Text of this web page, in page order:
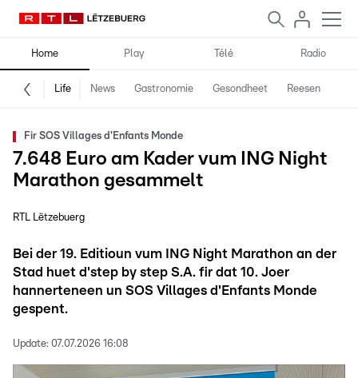
Home Play Télé Radio
Life News Gastronomie Gesondheet Reesen
Fir SOS Villages d'Enfants Monde
7.648 Euro am Kader vum ING Night
Marathon gesammelt
RTL Lëtzebuerg
Bei der 19. Editioun vum ING Night Marathon an der
Stad huet d'step by step S.A. fir dat 10. Joer
hannerteneen un SOS Villages d'Enfants Monde
gespent.
Update: 07.07.2026 16:08